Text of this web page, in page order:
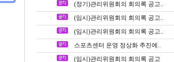
(정기)관리위원회의 회의록 공고..
(임시)관리위원회의 회의록 공고..
(임시)관리위원회의 회의록 공고..
스포츠센터 운영 정상화 추진에..
(임시)관리위원회의 회의록 공고